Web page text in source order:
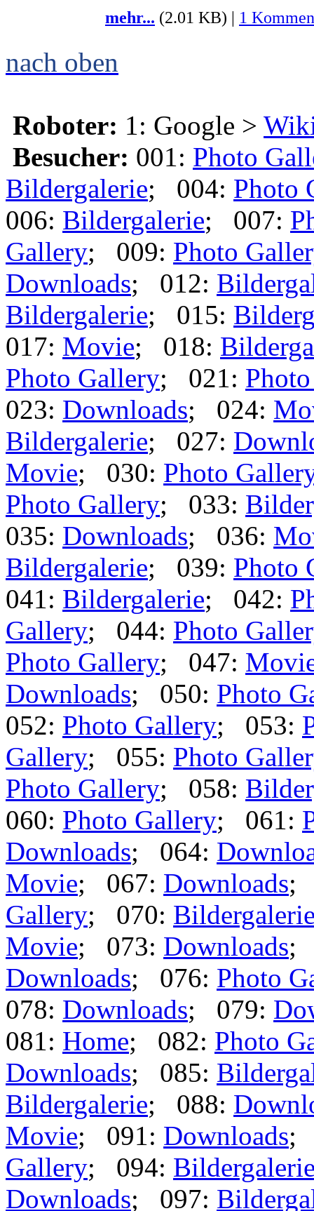
mehr... (2.01 KB) | 1
nach oben
Roboter: 1: Google >
Besucher: 001: Photo
Bildergalerie; 004: Photo
006: Bildergalerie; 007:
Gallery; 009: Photo
Downloads; 012:
Bildergalerie; 015:
017: Movie; 018:
Photo Gallery; 021:
023: Downloads; 024:
Bildergalerie; 027:
Movie; 030: Photo
Photo Gallery; 033:
035: Downloads; 036:
Bildergalerie; 039: Photo
041: Bildergalerie; 042:
Gallery; 044: Photo
Photo Gallery; 047:
Downloads; 050: Photo
052: Photo Gallery; 053:
Gallery; 055: Photo
Photo Gallery; 058:
060: Photo Gallery; 061:
Downloads; 064:
Movie; 067: Downloads;
Gallery; 070:
Movie; 073: Downloads;
Downloads; 076: Photo
078: Downloads; 079:
081: Home; 082: Photo
Downloads; 085:
Bildergalerie; 088:
Movie; 091: Downloads;
Gallery; 094:
Downloads; 097: